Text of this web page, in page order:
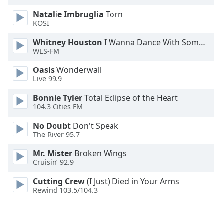
Close
Modal
dialog
window.
Natalie Imbruglia Torn
KOSI
Whitney Houston I Wanna Dance With Somebody
WLS-FM
OasisWonderwall
Live 99.9
Bonnie TylerTotal Eclipse of the Heart
104.3 Cities FM
No Doubt Don't Speak
The River 95.7
Mr. Mister Broken Wings
Cruisin’ 92.9
Cutting Crew(I Just) Died in Your Arms
Rewind 103.5/104.3